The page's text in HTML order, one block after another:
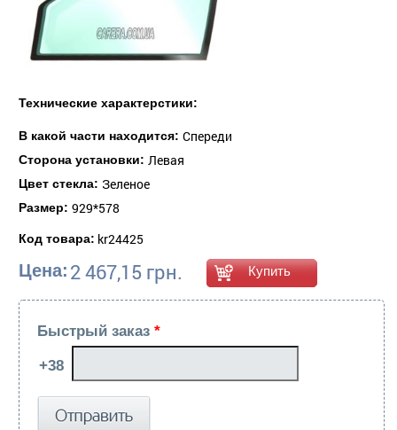
Технические характерстики:
В какой части находится: Спереди
Сторона установки: Левая
Цвет стекла: Зеленое
Размер: 929*578
Код товара: kr24425
Цена: 2 467,15 грн.
Быстрый заказ *